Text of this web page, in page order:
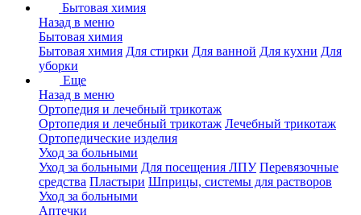
Бытовая химия
Назад в меню
Бытовая химия
Бытовая химия Для стирки Для ванной Для кухни Для
уборки
Еще
Назад в меню
Ортопедия и лечебный трикотаж
Ортопедия и лечебный трикотаж Лечебный трикотаж
Ортопедические изделия
Уход за больными
Уход за больными Для посещения ЛПУ Перевязочные
средства Пластыри Шприцы, системы для растворов
Уход за больными
Аптечки